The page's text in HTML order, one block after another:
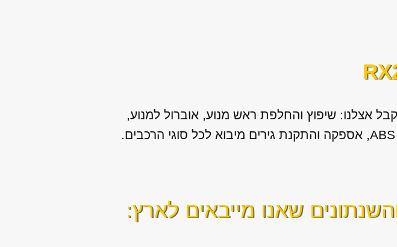
אצלנו: שיפוץ והחלפת ראש מנוע, אוברול למנוע,
שאנו מייבאים לארץ: